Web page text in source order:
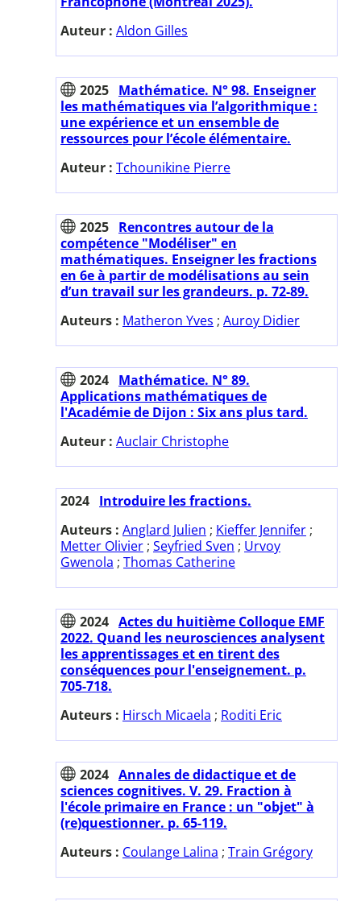
Auteur : Aldon Gilles
2025 Mathématice. N° 98. Enseigner
les mathématiques via l’algorithmique :
une expérience et un ensemble de
ressources pour l’école élémentaire.
Auteur : Tchounikine Pierre
2025 Rencontres autour de la
compétence "Modéliser" en
mathématiques. Enseigner les fractions
en 6e à partir de modélisations au sein
d’un travail sur les grandeurs. p. 72-89.
Auteurs : Matheron Yves ; Auroy Didier
2024 Mathématice. N° 89.
Applications mathématiques de
l'Académie de Dijon : Six ans plus tard.
Auteur : Auclair Christophe
2024 Introduire les fractions.
Auteurs : Anglard Julien ; Kieffer Jennifer ;
Metter Olivier ; Seyfried Sven ; Urvoy
Gwenola ; Thomas Catherine
2024 Actes du huitième Colloque EMF
2022. Quand les neurosciences analysent
les apprentissages et en tirent des
conséquences pour l'enseignement. p.
705-718.
Auteurs : Hirsch Micaela ; Roditi Eric
2024 Annales de didactique et de
sciences cognitives. V. 29. Fraction à
l'école primaire en France : un "objet" à
(re)questionner. p. 65-119.
Auteurs : Coulange Lalina ; Train Grégory